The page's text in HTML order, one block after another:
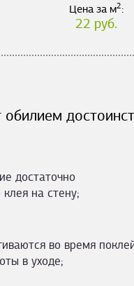
Цена за м2:
22 руб.
достаточно
на стену;
во время
в уходе;